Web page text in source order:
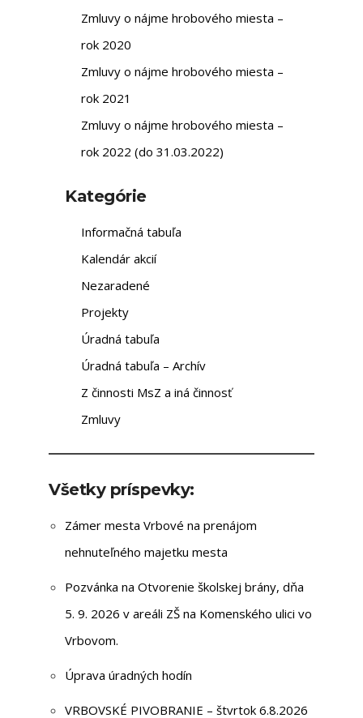
Zmluvy o nájme hrobového miesta –
rok 2020
Zmluvy o nájme hrobového miesta –
rok 2021
Zmluvy o nájme hrobového miesta –
rok 2022 (do 31.03.2022)
Kategórie
Informačná tabuľa
Kalendár akcií
Nezaradené
Projekty
Úradná tabuľa
Úradná tabuľa – Archív
Z činnosti MsZ a iná činnosť
Zmluvy
Všetky príspevky:
Zámer mesta Vrbové na prenájom
nehnuteľného majetku mesta
Pozvánka na Otvorenie školskej brány, dňa
5. 9. 2026 v areáli ZŠ na Komenského ulici vo
Vrbovom.
Úprava úradných hodín
VRBOVSKÉ PIVOBRANIE – štvrtok 6.8.2026